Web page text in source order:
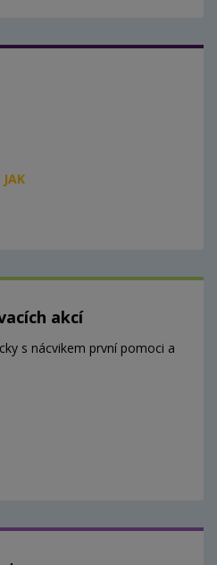
akcí
s nácvikem první pomoci a